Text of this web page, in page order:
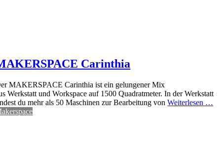
Carinthia
MAKERSPACE Carinthia ist ein gelungener Mix
Werkstatt und Workspace auf 1500 Quadratmeter. In der Werkstatt
du mehr als 50 Maschinen zur Bearbeitung vonWeiterlesen …